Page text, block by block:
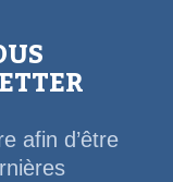
afin d’être